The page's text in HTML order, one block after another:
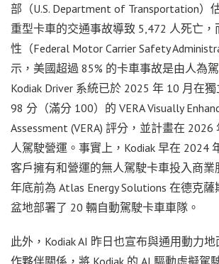
部（U.S. Department of Transportation）
重型卡車的交通事故導致 5,472 人死亡
性（Federal Motor Carrier Safety
示，美國超過 85% 的卡車事故是由人為
Kodiak Driver 系統已於 2025 年 10 月在
98 分（滿分 100）的 VERA Visually
Assessment (VERA) 評分，並計畫在
人駕駛營運。事實上，Kodiak 早在 2024
客戶擁有和營運的無人駕駛卡車投入商業
年底前為 Atlas Energy Solutions 在德克
盆地部署了 20 輛自動駕駛卡車車隊。
此外，Kodiak AI 昨日也宣布與通用動力
作夥伴關係，將 Kodiak 的 AI 驅動虛擬駕